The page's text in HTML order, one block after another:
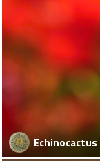
Echinocactus